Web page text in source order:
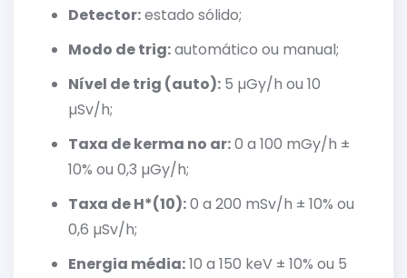
Detector:estado sólido;
Modo de trig:automático ou manual;
Nível de trig (auto): 5 µGy/h ou 10
µSv/h;
Taxa de kerma no ar:0 a 100 mGy/h ±
10% ou 0,3 µGy/h;
Taxa de H*(10):0 a 200 mSv/h ± 10% ou
0,6 µSv/h;
Energia média:10 a 150 keV ± 10% ou 5